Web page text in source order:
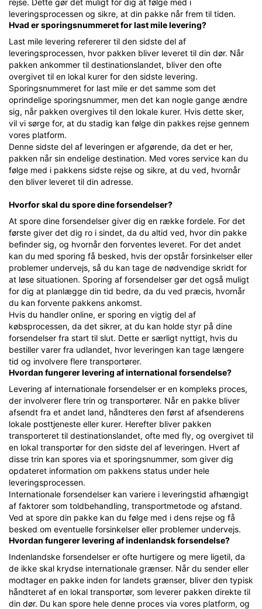
rejse. Dette gør det muligt for dig at følge med i
leveringsprocessen og sikre, at din pakke når frem til tiden.
Hvad er sporingsnummeret for last mile levering?
Last mile levering refererer til den sidste del af
leveringsprocessen, hvor pakken bliver leveret til din dør. Når
pakken ankommer til destinationslandet, bliver den ofte
overgivet til en lokal kurer for den sidste levering.
Sporingsnummeret for last mile er det samme som det
oprindelige sporingsnummer, men det kan nogle gange ændre
sig, når pakken overgives til den lokale kurer. Hvis dette sker,
vil vi sørge for, at du stadig kan følge din pakkes rejse gennem
vores platform.
Denne sidste del af leveringen er afgørende, da det er her,
pakken når sin endelige destination. Med vores service kan du
følge med i pakkens sidste rejse og sikre, at du ved, hvornår
den bliver leveret til din adresse.
Hvorfor skal du spore dine forsendelser?
At spore dine forsendelser giver dig en række fordele. For det
første giver det dig ro i sindet, da du altid ved, hvor din pakke
befinder sig, og hvornår den forventes leveret. For det andet
kan du med sporing få besked, hvis der opstår forsinkelser eller
problemer undervejs, så du kan tage de nødvendige skridt for
at løse situationen. Sporing af forsendelser gør det også muligt
for dig at planlægge din tid bedre, da du ved præcis, hvornår
du kan forvente pakkens ankomst.
Hvis du handler online, er sporing en vigtig del af
købsprocessen, da det sikrer, at du kan holde styr på dine
forsendelser fra start til slut. Dette er særligt nyttigt, hvis du
bestiller varer fra udlandet, hvor leveringen kan tage længere
tid og involvere flere transportører.
Hvordan fungerer levering af international forsendelse?
Levering af internationale forsendelser er en kompleks proces,
der involverer flere trin og transportører. Når en pakke bliver
afsendt fra et andet land, håndteres den først af afsenderens
lokale posttjeneste eller kurer. Herefter bliver pakken
transporteret til destinationslandet, ofte med fly, og overgivet til
en lokal transportør for den sidste del af leveringen. Hvert af
disse trin kan spores via et sporingsnummer, som giver dig
opdateret information om pakkens status under hele
leveringsprocessen.
Internationale forsendelser kan variere i leveringstid afhængigt
af faktorer som toldbehandling, transportmetode og afstand.
Ved at spore din pakke kan du følge med i dens rejse og få
besked om eventuelle forsinkelser eller problemer undervejs.
Hvordan fungerer levering af indenlandsk forsendelse?
Indenlandske forsendelser er ofte hurtigere og mere ligetil, da
de ikke skal krydse internationale grænser. Når du sender eller
modtager en pakke inden for landets grænser, bliver den typisk
håndteret af en lokal transportør, som leverer pakken direkte til
din dør. Du kan spore hele denne proces via vores platform, og